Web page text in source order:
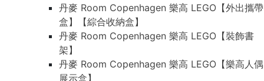
丹麥 Room Copenhagen 樂高 LEGO【外出攜帶
盒】【綜合收納盒】
丹麥 Room Copenhagen 樂高 LEGO【裝飾書
架】
丹麥 Room Copenhagen 樂高 LEGO【樂高人偶
展示盒】